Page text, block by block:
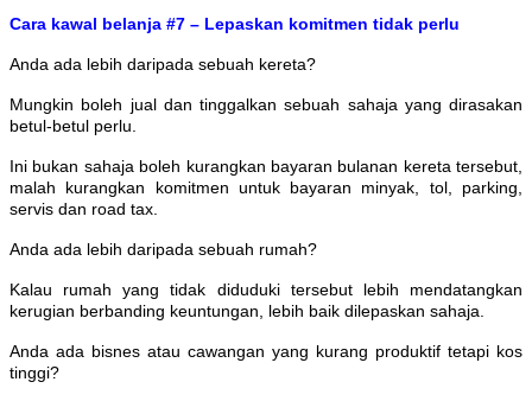
Cara kawal belanja #7 – Lepaskan komitmen tidak perlu
Anda ada lebih daripada sebuah kereta?
Mungkin boleh jual dan tinggalkan sebuah sahaja yang dirasakan
betul-betul perlu.
Ini bukan sahaja boleh kurangkan bayaran bulanan kereta tersebut,
malah kurangkan komitmen untuk bayaran minyak, tol, parking,
servis dan road tax.
Anda ada lebih daripada sebuah rumah?
Kalau rumah yang tidak diduduki tersebut lebih mendatangkan
kerugian berbanding keuntungan, lebih baik dilepaskan sahaja.
Anda ada bisnes atau cawangan yang kurang produktif tetapi kos
tinggi?